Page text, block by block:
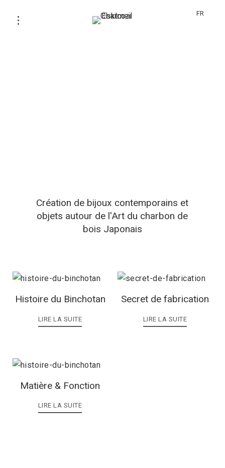
FR
Création de bijoux contemporains et
objets autour de l'Art du charbon de
bois Japonais
Histoire du Binchotan
LIRE LA SUITE
Secret de fabrication
LIRE LA SUITE
Matière & Fonction
LIRE LA SUITE